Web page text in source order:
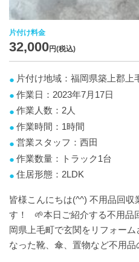
片付け料金
32,000円(税込)
片付け地域：福岡県築上郡上
作業日：2023年7月17日
作業人数：2人
作業時間：1時間
営業スタッフ：西田
作業数量：トラック1台
住居形態：2LDK
皆様こんにちは(^^) 不用品回
す！ 🌱本日ご紹介する不用品
岡県上毛町で玄関をリフォー
なった靴、傘、置物など不用品